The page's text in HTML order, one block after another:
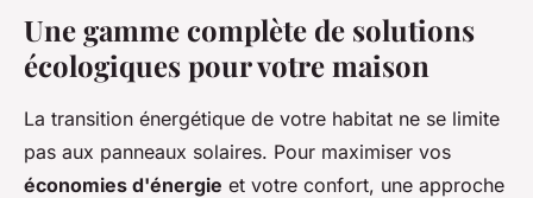
Une gamme complète de solutions
écologiques pour votre maison
La transition énergétique de votre habitat ne se limite
pas aux panneaux solaires. Pour maximiser vos
économies d'énergie et votre confort, une approche